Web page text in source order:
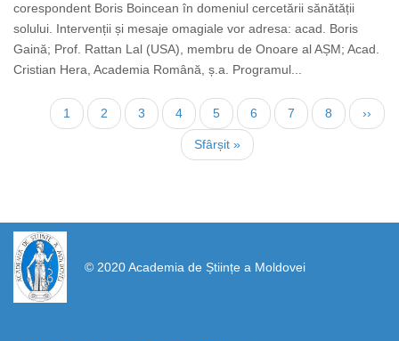
corespondent Boris Boincean în domeniul cercetării sănătății
solului. Intervenții și mesaje omagiale vor adresa: acad. Boris
Gaină; Prof. Rattan Lal (USA), membru de Onoare al AȘM; Acad.
Cristian Hera, Academia Română, ș.a. Programul...
Нумерация
страниц
Текущая
страница
1 Страница
2 Страница
3 Страница
4 Страница
5 Страница
6 Страница
7 Страница
8 ››
Последняя
страница
Sfârșit »
© 2020 Academia de Științe a Moldovei
https://propletenie.ru/